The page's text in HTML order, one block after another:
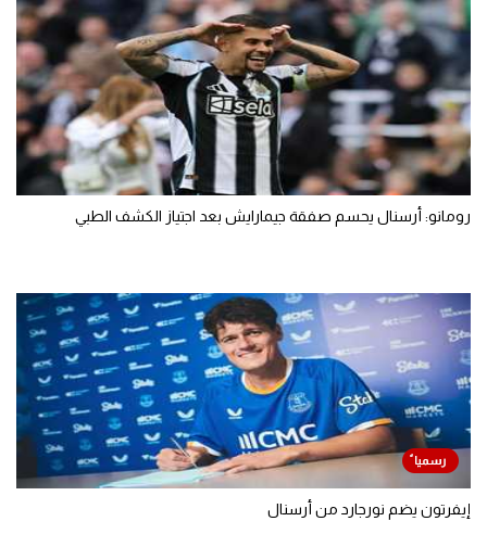
رومانو: أرسنال يحسم صفقة جيمارايش بعد اجتياز الكشف الطبي
إيفرتون يضم نورجارد من أرسنال